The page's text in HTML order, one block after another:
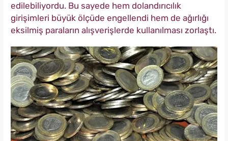
edilebiliyordu. Bu sayede hem dolandırıcılık
girişimleri büyük ölçüde engellendi hem de ağırlığı
eksilmiş paraların alışverişlerde kullanılması zorlaştı.